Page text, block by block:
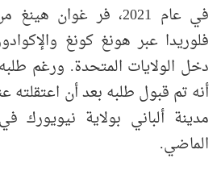
في عام 2021، فر
فلوريدا عبر هونغ كونغ
دخل الولايات المتحدة. ورغم
مدينة ألباني بولاية
الماضي.